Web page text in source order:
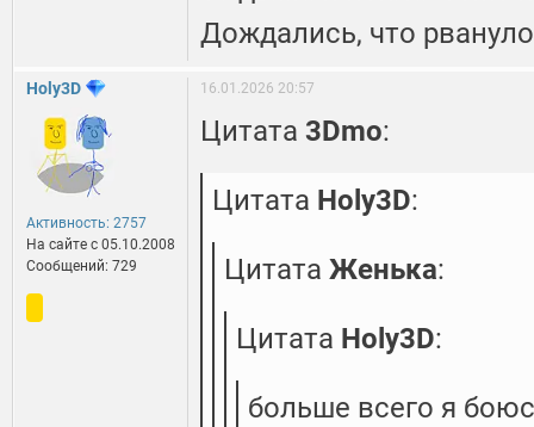
Дождались, что
Holy3D
Активность: 2757
На сайте c 05.10.2008
Сообщений: 729
16.01.2026 20:57
Цитата 3Dmo:
Цитата Holy3D:
Цитата Женька:
Цитата Holy3D:
больше всего я